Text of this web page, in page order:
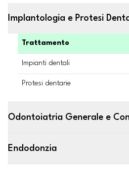
Implantologia e Protesi
Trattamento
Impianti dentali
Protesi dentarie
Odontoiatria Generale e
Endodonzia